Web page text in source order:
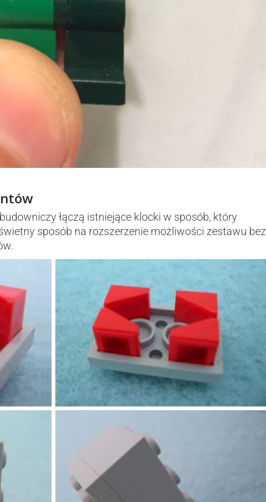
łączą istniejące klocki w sposób, który
sposób na rozszerzenie możliwości zestawu bez